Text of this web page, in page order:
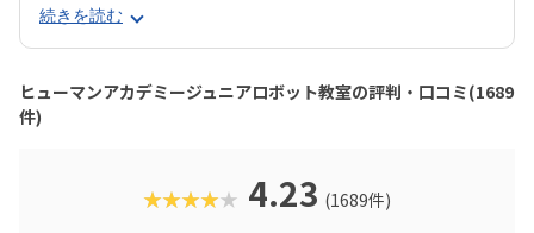
で、飽きずに続けやすい点も特徴です。 月2回の90分授業で
は、ロボットを完成させる「基本製作」と、オリジナル改造
に挑戦する「応用実践」を繰り返す設計。子どもたちは毎
回、新しい達成感と成長を実感できる仕組みになっていま
す。 自ら考え、試行錯誤しながらロボットを動かす経験は、
創造力や論理的思考力を育むだけでなく、学ぶ楽しさそのも
続きを読む
ヒューマンアカデミージュニアロボット教室の評判・口コミ(1689
件)
★★★★★ 4.23 (1689件)